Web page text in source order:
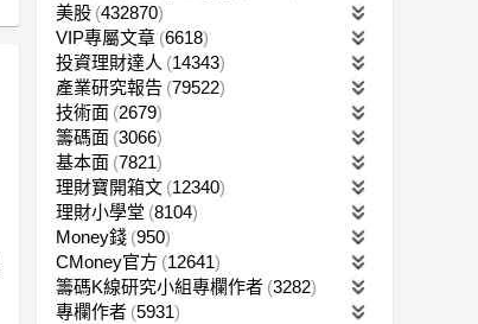
美股 432870
VIP專屬文章 6618
投資理財達人
14343
產業研究報告 79522
技術面 2679
籌碼面 3066
基本面 7821
理財寶開箱文 12340
理財小學堂 8104
Money錢 950
CMoney官方 12641
籌碼K線研究小組專欄作者 3282
專欄作者 5931